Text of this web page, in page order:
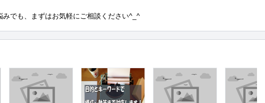
みでも、まずはお気軽にご相談ください^_^